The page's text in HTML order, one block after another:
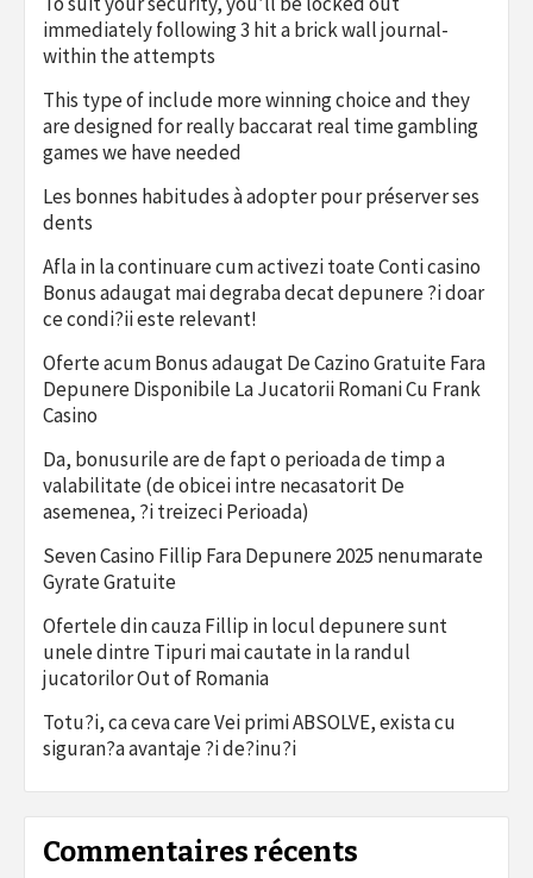
immediately following 3 hit a brick wall journal-
within the attempts
This type of include more winning choice and they
are designed for really baccarat real time gambling
games we have needed
Les bonnes habitudes à adopter pour préserver ses
dents
Afla in la continuare cum activezi toate Conti casino
Bonus adaugat mai degraba decat depunere ?i doar
ce condi?ii este relevant!
Oferte acum Bonus adaugat De Cazino Gratuite Fara
Depunere Disponibile La Jucatorii Romani Cu Frank
Casino
Da, bonusurile are de fapt o perioada de timp a
valabilitate (de obicei intre necasatorit De
asemenea, ?i treizeci Perioada)
Seven Casino Fillip Fara Depunere 2025 nenumarate
Gyrate Gratuite
Ofertele din cauza Fillip in locul depunere sunt
unele dintre Tipuri mai cautate in la randul
jucatorilor Out of Romania
Totu?i, ca ceva care Vei primi ABSOLVE, exista cu
siguran?a avantaje ?i de?inu?i
Commentaires récents